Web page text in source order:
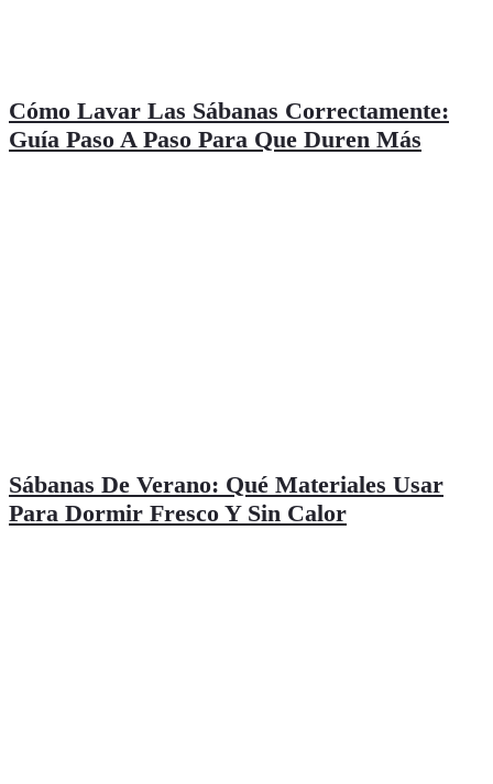
Cómo Lavar Las Sábanas Correctamente:
Guía Paso A Paso Para Que Duren Más
Sábanas De Verano: Qué Materiales Usar
Para Dormir Fresco Y Sin Calor